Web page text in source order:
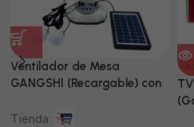
Ventilador de Mesa
GANGSHI (Recargable) con
Tienda: